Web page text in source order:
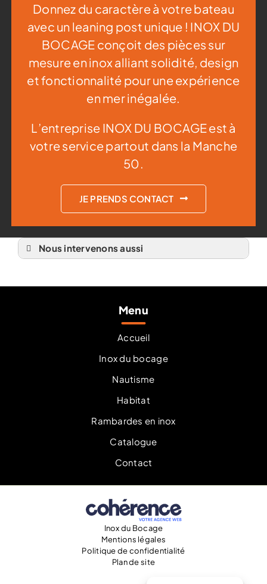
Donnez du caractère à votre bateau
avec un leaning post unique ! INOX DU
BOCAGE conçoit des pièces sur
mesure en inox alliant solidité, design
et fonctionnalité pour une expérience
en mer inégalée.
L’entreprise INOX DU BOCAGE est à
votre service partout dans la Manche
50.
JE PRENDS CONTACT
Nous intervenons aussi
Leaning post à Gorron 53
Leaning post à Granville
Leaning post à la Manche 50
Leaning post à Louvigné-du-Désert
Leaning post à Cancale 35
Leaning post à Saint-Brieuc
Leaning post à Saint-Hilaire-du-Harcouët
Leaning post à Pontorson 50
Leaning post en Côtes-d’Armor 22
Leaning post en Mayenne 53
Menu
Accueil
Inox du bocage
Nautisme
Habitat
Rambardes en inox
Catalogue
Contact
Inox du Bocage
Mentions légales
Politique de confidentialité
Plan de site